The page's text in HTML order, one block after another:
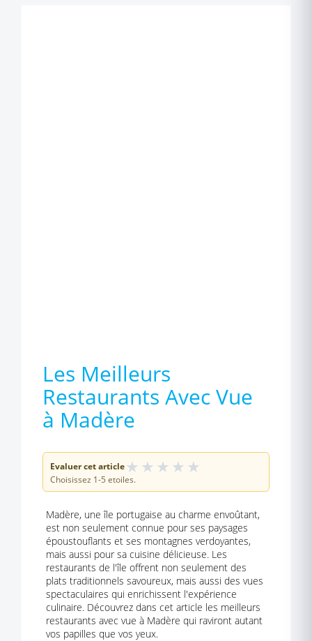
Les Meilleurs
Restaurants Avec Vue
à Madère
Evaluer cet article★ ★ ★ ★ ★
Choisissez 1-5 etoiles.
Madère, une île portugaise au charme envoûtant,
est non seulement connue pour ses paysages
époustouflants et ses montagnes verdoyantes,
mais aussi pour sa cuisine délicieuse. Les
restaurants de l'île offrent non seulement des
plats traditionnels savoureux, mais aussi des vues
spectaculaires qui enrichissent l'expérience
culinaire. Découvrez dans cet article les meilleurs
restaurants avec vue à Madère qui raviront autant
vos papilles que vos yeux.